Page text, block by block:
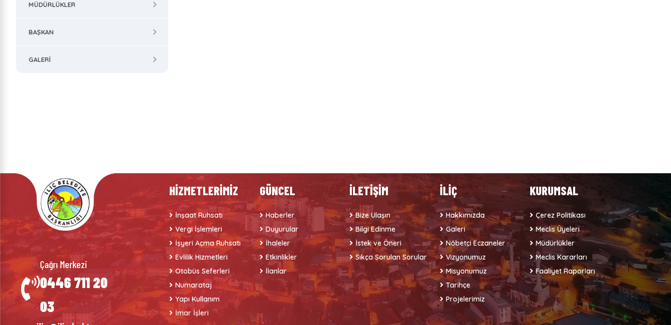
MÜDÜRLÜKLER
BAŞKAN
GALERI
Çağrı Merkezi
0446 711 20
03
HİZMETLERİMİZ
İnşaat Ruhsatı
Vergi İşlemleri
İşyeri Açma Ruhsatı
Evlilik Hizmetleri
Otobüs Seferleri
Numarataj
Yapı Kullanım
İmar İşleri
GÜNCEL
Haberler
Duyurular
İhaleler
Etkinlikler
İlanlar
İLETİŞİM
Bize Ulaşın
Bilgi Edinme
İstek ve Öneri
Sıkça Sorulan Sorular
İLİÇ
Hakkımızda
Galeri
Nöbetçi Eczaneler
Vizyonumuz
Misyonumuz
Tarihçe
Projelerimiz
KURUMSAL
Çerez Politikası
Meclis Üyeleri
Müdürlükler
Meclis Kararları
Faaliyet Raporları